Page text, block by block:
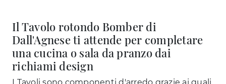
Il Tavolo rotondo Bomber di
Dall'Agnese ti attende per completare
una cucina o sala da pranzo dai
richiami design